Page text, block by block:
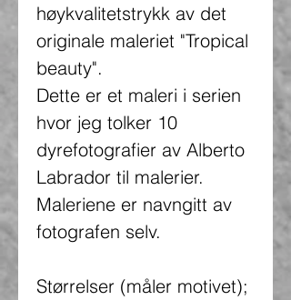
høykvalitetstrykk av det
originale maleriet "Tropical
beauty".
Dette er et maleri i serien
hvor jeg tolker 10
dyrefotografier av Alberto
Labrador til malerier.
Maleriene er navngitt av
fotografen selv.
Størrelser (måler motivet);